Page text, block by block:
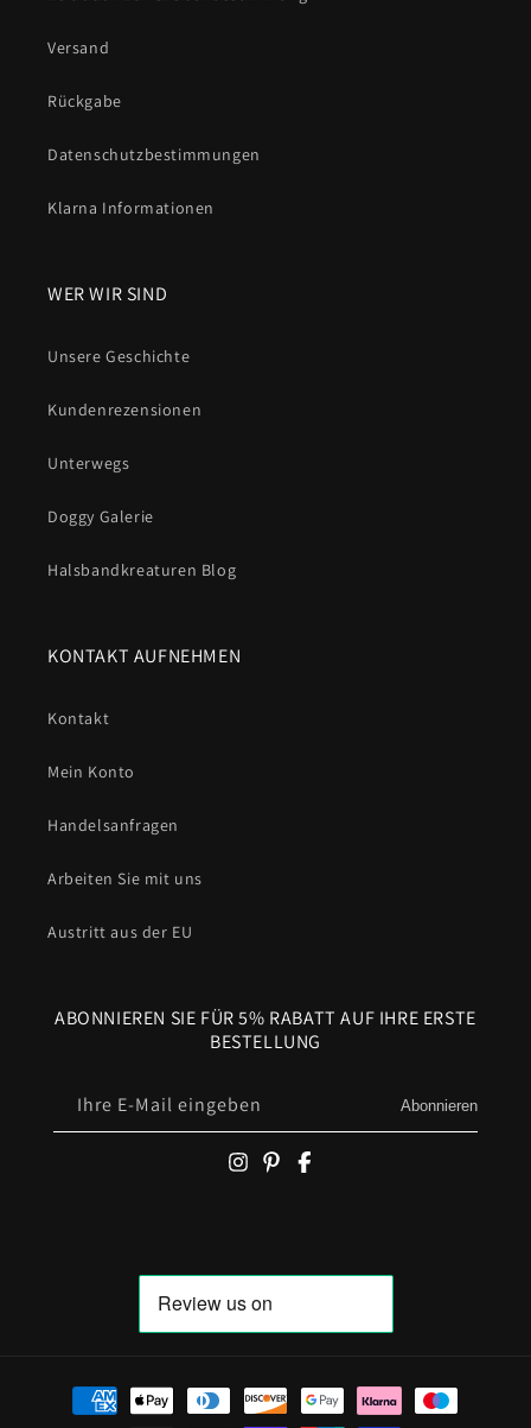
Versand
Rückgabe
Datenschutzbestimmungen
Klarna Informationen
WER WIR SIND
Unsere Geschichte
Kundenrezensionen
Unterwegs
Doggy Galerie
Halsbandkreaturen Blog
KONTAKT AUFNEHMEN
Kontakt
Mein Konto
Handelsanfragen
Arbeiten Sie mit uns
Austritt aus der EU
ABONNIEREN SIE FÜR 5% RABATT AUF IHRE ERSTE
BESTELLUNG
Ihre E-Mail eingeben Abonnieren
Zahlungsmöglichkeiten